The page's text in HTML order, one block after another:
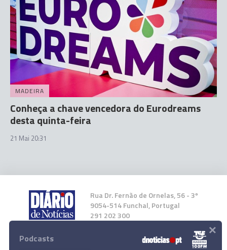
MADEIRA
Conheça a chave vencedora do Eurodreams
desta quinta-feira
21 Mai 20:31
Rua Dr. Fernão de Ornelas, 56 - 3º
9054-514 Funchal, Portugal
291 202 300
Instale a nossa App
Podcasts ×